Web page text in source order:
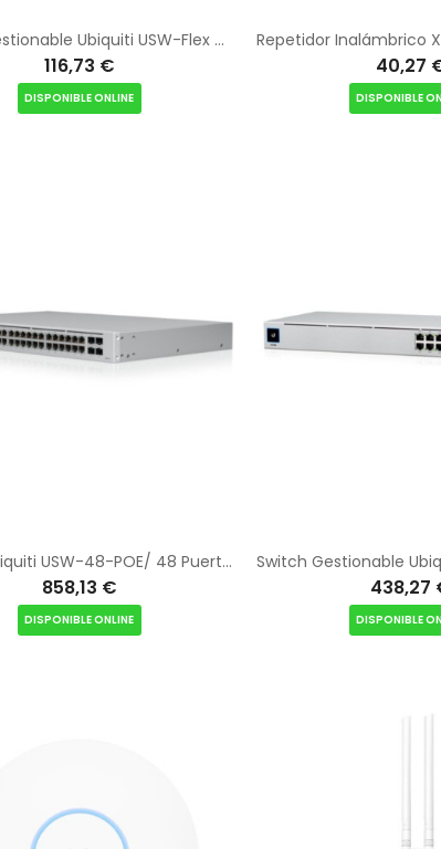
Switch Gestionable Ubiquiti USW-Flex Mini 5 Puertos/ RJ45 10/100/1000 PoE/ Pack 3 uds
116,73 €
DISPONIBLE ONLINE
40,27
DISPONIBLE
Switch Ubiquiti USW-48-POE/ 48 Puertos/ RJ45 10/100/1000 PoE/ SFP
858,13 €
DISPONIBLE ONLINE
438,27
DISPONIBLE